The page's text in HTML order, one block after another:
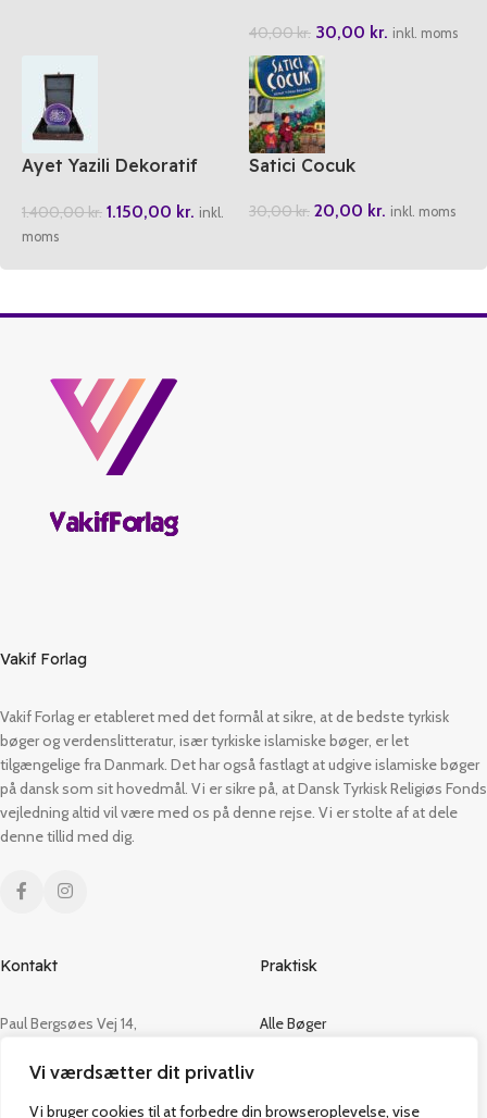
Vi værdsætter dit privatliv
Vi bruger cookies til at forbedre din browseroplevelse, vise
40,00kr. 30,00 kr. inkl. moms
Ayet Yazili Dekoratif
1.400,00kr. 1.150,00 kr. inkl.
moms
Satici Cocuk
30,00kr. 20,00 kr. inkl. moms
Vakif Forlag
Vakif Forlag er etableret med det formål at sikre, at de bedste tyrkisk
bøger og verdenslitteratur, især tyrkiske islamiske bøger, er let
tilgængelige fra Danmark. Det har også fastlagt at udgive islamiske bøger
på dansk som sit hovedmål. Vi er sikre på, at Dansk Tyrkisk Religiøs Fonds
vejledning altid vil være med os på denne rejse. Vi er stolte af at dele
denne tillid med dig.
Kontakt
Paul Bergsøes Vej 14,
CVR: 42813915
Praktisk
Alle Bøger